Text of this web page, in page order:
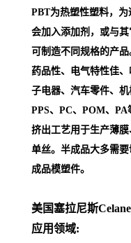
PBT为热塑性塑料，
会加入添加剂，或与其
可制造不同规格的产
药品性、电气特性佳
子电器、汽车零件、
PPS、PC、POM、PA
挤出工艺用于生产薄
单丝。半成品大多需
成品模塑件。
美国塞拉尼斯
应用领域: